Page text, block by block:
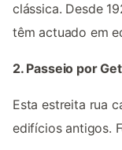
clássica. Desde
têm actuado em
2. Passeio por
Esta estreita rua
edifícios antigos.